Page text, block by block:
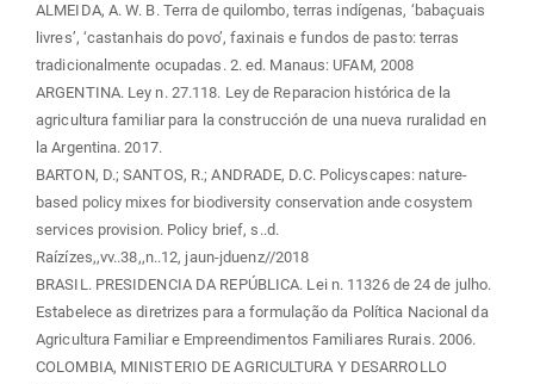
ALMEIDA, A. W. B. Terra de quilombo, terras indígenas, ‘babaçuais
livres’, ‘castanhais do povo’, faxinais e fundos de pasto: terras
tradicionalmente ocupadas. 2. ed. Manaus: UFAM, 2008
ARGENTINA. Ley n. 27.118. Ley de Reparacion histórica de la
agricultura familiar para la construcción de una nueva ruralidad en
la Argentina. 2017.
BARTON, D.; SANTOS, R.; ANDRADE, D.C. Policyscapes: nature-
based policy mixes for biodiversity conservation ande cosystem
services provision. Policy brief, s..d.
Raízízes,,vv..38,,n..12, jaun-jduenz//2018
BRASIL. PRESIDENCIA DA REPÚBLICA. Lei n. 11326 de 24 de julho.
Estabelece as diretrizes para a formulação da Política Nacional da
Agricultura Familiar e Empreendimentos Familiares Rurais. 2006.
COLOMBIA, MINISTERIO DE AGRICULTURA Y DESARROLLO